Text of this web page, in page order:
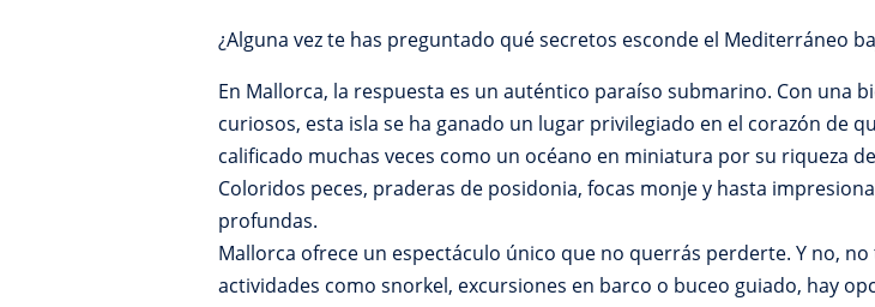
¿Alguna vez te has preguntado qué secretos esconde el Mediterráneo
En Mallorca, la respuesta es un auténtico paraíso submarino. Con una
curiosos, esta isla se ha ganado un lugar privilegiado en el corazón de
calificado muchas veces como un océano en miniatura por su riqueza
Coloridos peces, praderas de posidonia, focas monje y hasta
profundas.
Mallorca ofrece un espectáculo único que no querrás perderte. Y no,
actividades como snorkel, excursiones en barco o buceo guiado, hay